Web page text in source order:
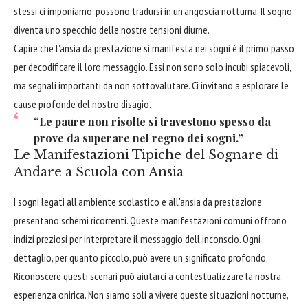
stessi ci imponiamo, possono tradursi in un'angoscia notturna. Il sogno
diventa uno specchio delle nostre tensioni diurne.
Capire che l'ansia da prestazione si manifesta nei sogni è il primo passo
per decodificare il loro messaggio. Essi non sono solo incubi spiacevoli,
ma segnali importanti da non sottovalutare. Ci invitano a esplorare le
cause profonde del nostro disagio.
“Le paure non risolte si travestono spesso da
prove da superare nel regno dei sogni.”
Le Manifestazioni Tipiche del Sognare di
Andare a Scuola con Ansia
I sogni legati all'ambiente scolastico e all'ansia da prestazione
presentano schemi ricorrenti. Queste manifestazioni comuni offrono
indizi preziosi per interpretare il messaggio dell'inconscio. Ogni
dettaglio, per quanto piccolo, può avere un significato profondo.
Riconoscere questi scenari può aiutarci a contestualizzare la nostra
esperienza onirica. Non siamo soli a vivere queste situazioni notturne,